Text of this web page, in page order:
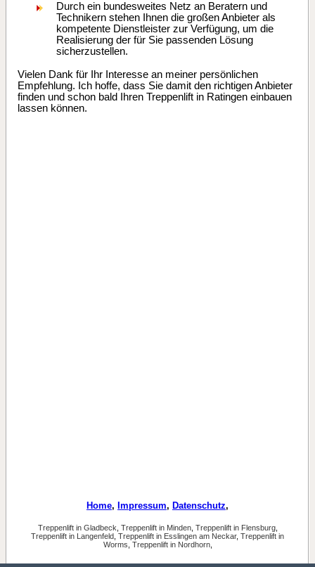
Durch ein bundesweites Netz an Beratern und
Technikern stehen Ihnen die großen Anbieter als
kompetente Dienstleister zur Verfügung, um die
Realisierung der für Sie passenden Lösung
sicherzustellen.
Vielen Dank für Ihr Interesse an meiner persönlichen
Empfehlung. Ich hoffe, dass Sie damit den richtigen Anbieter
finden und schon bald Ihren Treppenlift in Ratingen einbauen
lassen können.
Home, Impressum, Datenschutz,
Treppenlift in Gladbeck Treppenlift in Minden, Treppenlift in Flensburg,
Treppenlift in Langenfeld Treppenlift in Esslingen am Neckar, Treppenlift in
Worms Treppenlift in Nordhorn,